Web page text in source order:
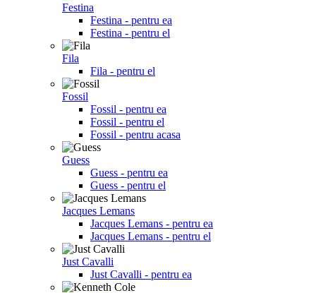
Festina
Festina - pentru ea
Festina - pentru el
Fila
Fila - pentru el
Fossil
Fossil - pentru ea
Fossil - pentru el
Fossil - pentru acasa
Guess
Guess - pentru ea
Guess - pentru el
Jacques Lemans
Jacques Lemans - pentru ea
Jacques Lemans - pentru el
Just Cavalli
Just Cavalli - pentru ea